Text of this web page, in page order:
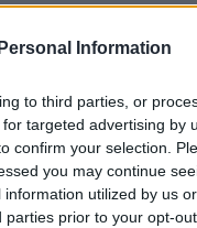
Information
to third parties, or
targeted advertising by
confirm your selection.
you may continue
utilized by us or
prior to your opt-
sięgały 40 st. C,
będą
w rozmowie z
Meteorologii i